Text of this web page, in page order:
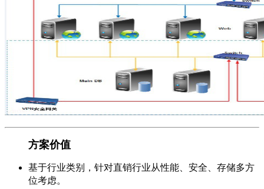
方案价值
基于行业类别，针对直销行业从性能、安全、存储多方
位考虑。